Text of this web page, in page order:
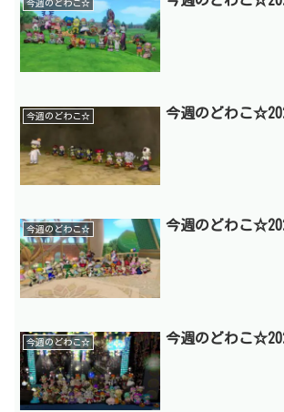
今週のどわこ☆
今週のどわこ☆ 今週のどわこ
今週のどわこ☆ 今週のどわこ
今週のどわこ☆ 今週のどわこ